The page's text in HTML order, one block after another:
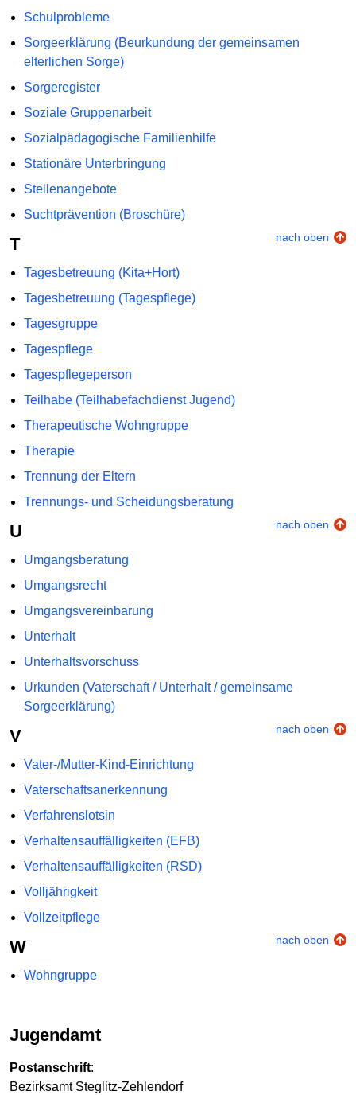
Schulprobleme
Sorgeerklärung (Beurkundung der gemeinsamen
elterlichen Sorge)
Sorgeregister
Soziale Gruppenarbeit
Sozialpädagogische Familienhilfe
Stationäre Unterbringung
Stellenangebote
Suchtprävention (Broschüre)
T nach oben
Tagesbetreuung (Kita+Hort)
Tagesbetreuung (Tagespflege)
Tagesgruppe
Tagespflege
Tagespflegeperson
Teilhabe (Teilhabefachdienst Jugend)
Therapeutische Wohngruppe
Therapie
Trennung der Eltern
Trennungs- und Scheidungsberatung
U nach oben
Umgangsberatung
Umgangsrecht
Umgangsvereinbarung
Unterhalt
Unterhaltsvorschuss
Urkunden (Vaterschaft / Unterhalt / gemeinsame
Sorgeerklärung)
V nach oben
Vater-/Mutter-Kind-Einrichtung
Vaterschaftsanerkennung
Verfahrenslotsin
Verhaltensauffälligkeiten (EFB)
Verhaltensauffälligkeiten (RSD)
Volljährigkeit
Vollzeitpflege
W nach oben
Wohngruppe
Jugendamt
Postanschrift:
Bezirksamt Steglitz-Zehlendorf